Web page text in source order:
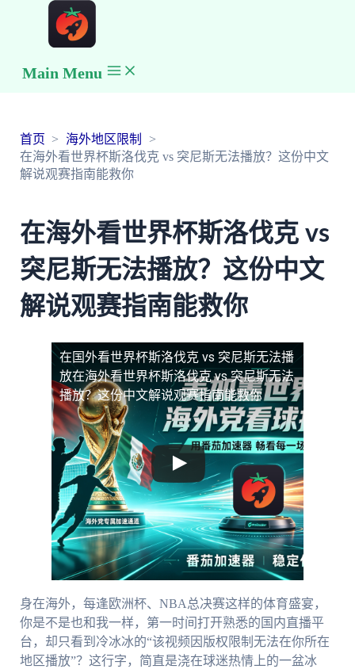
Main Menu
首页
海外地区限制
在海外看世界杯斯洛伐克 vs 突尼斯无法播放？这份中文
解说观赛指南能救你
在海外看世界杯斯洛伐克 vs
突尼斯无法播放？这份中文
解说观赛指南能救你
在国外看世界杯斯洛伐克 vs 突尼斯无法播
放在海外看世界杯斯洛伐克 vs 突尼斯无法
播放？这份中文解说观赛指南能救你
身在海外，每逢欧洲杯、NBA总决赛这样的体育盛宴，
你是不是也和我一样，第一时间打开熟悉的国内直播平
台，却只看到冷冰冰的“该视频因版权限制无法在你所在
地区播放”？这行字，简直是浇在球迷热情上的一盆冰